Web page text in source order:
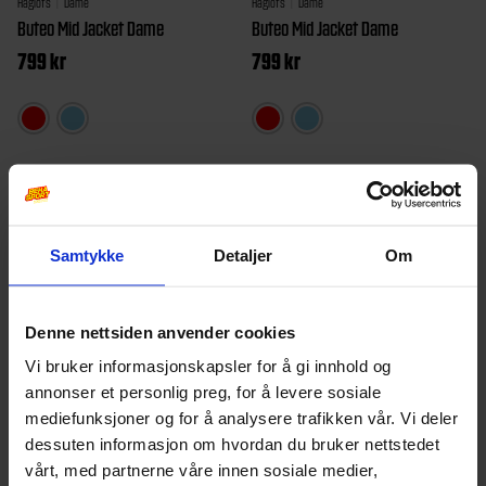
Samtykke Detaljer Om
Denne nettsiden anvender cookies
Vi bruker informasjonskapsler for å gi innhold og
annonser et personlig preg, for å levere sosiale
mediefunksjoner og for å analysere trafikken vår. Vi deler
dessuten informasjon om hvordan du bruker nettstedet
vårt, med partnerne våre innen sosiale medier,
Buteo Mid Jacket Dame
799kr
varianter.
Alternativene
velges
på
produktsiden
Buteo Mid Jacket Dame
799kr
har
flere
Whistler Dame Devold Dame